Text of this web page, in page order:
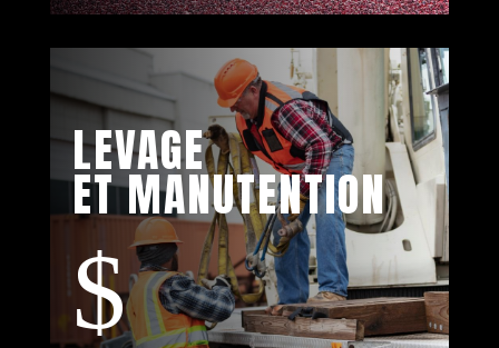
LEVAGE
ET MANUTENTION
$